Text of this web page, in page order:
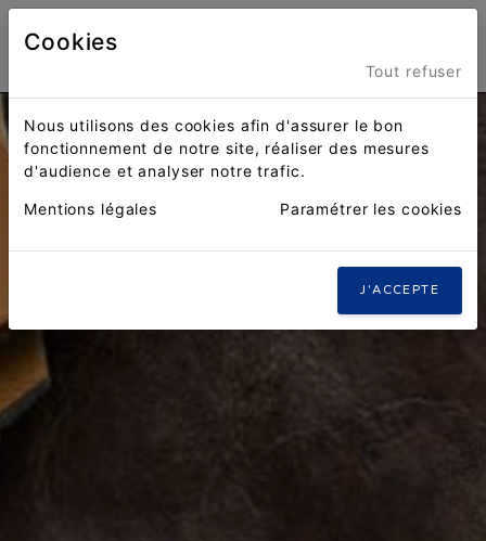
Cookies
Tout refuser
Nous utilisons des cookies afin d'assurer le bon
fonctionnement de notre site, réaliser des mesures
d'audience et analyser notre trafic.
Mentions légales Paramétrer les cookies
J'ACCEPTE